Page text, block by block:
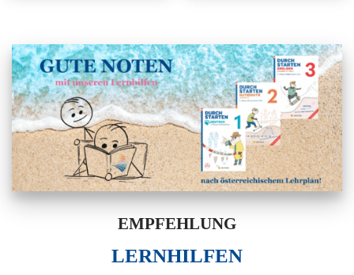
EMPFEHLUNG
LERNHILFEN